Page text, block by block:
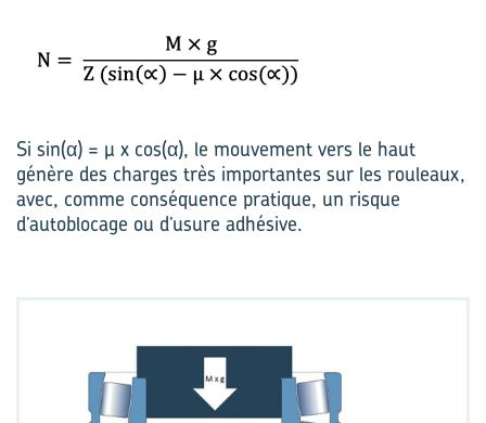
Si sin(α) = µ x cos(α), le mouvement vers le haut
génère des charges très importantes sur les rouleaux,
avec, comme conséquence pratique, un risque
d’autoblocage ou d’usure adhésive.